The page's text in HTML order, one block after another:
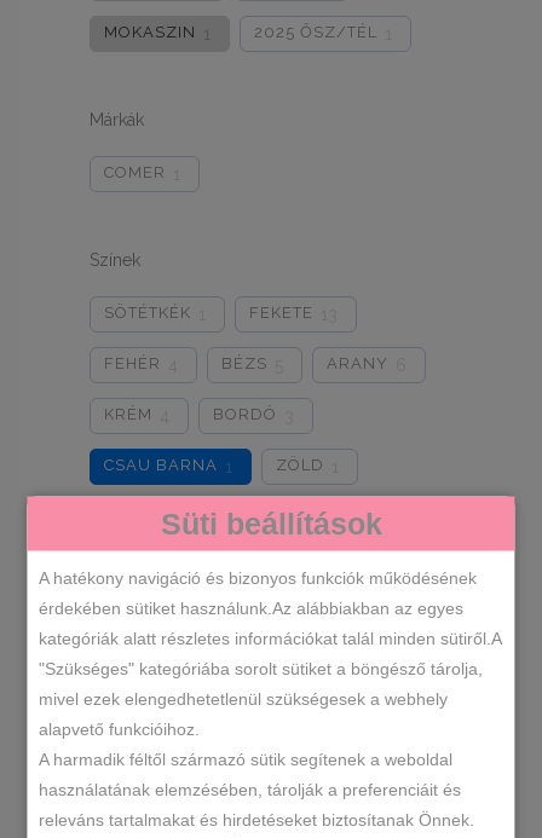
MOKASZIN 1 2025 ŐSZ/TÉL
Márkák
COMER
Színek
SÖTÉTKÉK FEKETE
FEHÉR BÉZS ARANY
KRÉM BORDÓ
CSAU BARNA 1 ZÖLD
LEOPÁRD 1
1
FEHÉR-EZÜST 1 KRÉM-EKRÜ 1
OLAJZÖLD 1 KHAKI 1
Cipőméretek
1 1
Süti beállítások
A hatékony navigáció és bizonyos funkciók működésének
érdekében sütiket használunk.Az alábbiakban az egyes
kategóriák alatt részletes információkat talál minden sütiről.A
"Szükséges" kategóriába sorolt sütiket a böngésző tárolja,
mivel ezek elengedhetetlenül szükségesek a webhely
alapvető funkcióihoz.
A harmadik féltől származó sütik segítenek a weboldal
használatának elemzésében, tárolják a preferenciáit és
releváns tartalmakat és hirdetéseket biztosítanak Önnek.